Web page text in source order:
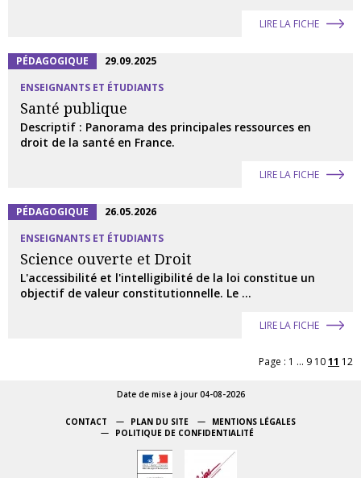
LIRE LA FICHE
PÉDAGOGIQUE
29.09.2025
ENSEIGNANTS ET ÉTUDIANTS
Santé publique
Descriptif : Panorama des principales ressources en
droit de la santé en France.
LIRE LA FICHE
PÉDAGOGIQUE
26.05.2026
ENSEIGNANTS ET ÉTUDIANTS
Science ouverte et Droit
L'accessibilité et l'intelligibilité de la loi constitue un
objectif de valeur constitutionnelle. Le ...
LIRE LA FICHE
Page : 1 ... 9 1011 12
Date de mise à jour 04-08-2026
CONTACT PLAN DU SITE
MENTIONS LÉGALES
POLITIQUE DE CONFIDENTIALITÉ